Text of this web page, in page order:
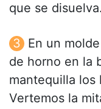
que se
En un
de horno en la
mantequilla los
Vertemos la